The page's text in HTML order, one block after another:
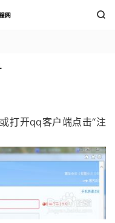

打开qq客户端点击“注